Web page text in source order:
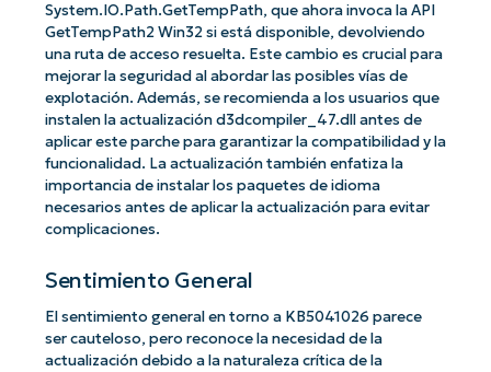
System.IO.Path.GetTempPath, que ahora invoca la API
GetTempPath2 Win32 si está disponible, devolviendo
una ruta de acceso resuelta. Este cambio es crucial para
mejorar la seguridad al abordar las posibles vías de
explotación. Además, se recomienda a los usuarios que
instalen la actualización d3dcompiler_47.dll antes de
aplicar este parche para garantizar la compatibilidad y la
funcionalidad. La actualización también enfatiza la
importancia de instalar los paquetes de idioma
necesarios antes de aplicar la actualización para evitar
complicaciones.
Sentimiento General
El sentimiento general en torno a KB5041026 parece
ser cauteloso, pero reconoce la necesidad de la
actualización debido a la naturaleza crítica de la